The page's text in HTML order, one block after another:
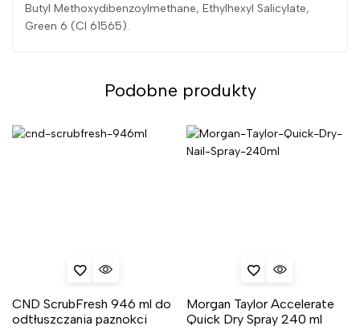
Butyl Methoxydibenzoylmethane, Ethylhexyl Salicylate,
Green 6 (CI 61565).
Podobne produkty
CND ScrubFresh 946 ml do
odtłuszczania paznokci
Morgan Taylor Accelerate
Quick Dry Spray 240 ml